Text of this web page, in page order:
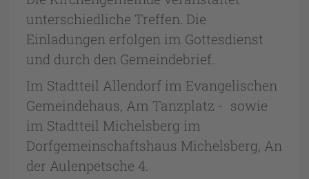
unterschiedliche Treffen. Die
Einladungen erfolgen im Gottesdienst
und durch den Gemeindebrief.
Im Stadtteil Allendorf im Evangelischen
Gemeindehaus, Am Tanzplatz - sowie
im Stadtteil Michelsberg im
Dorfgemeinschaftshaus Michelsberg, An
der Aulenpetsche 4.